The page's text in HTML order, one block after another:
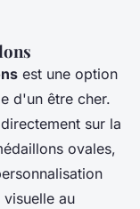
est une option
d'un être cher.
sur la
ovales,
au